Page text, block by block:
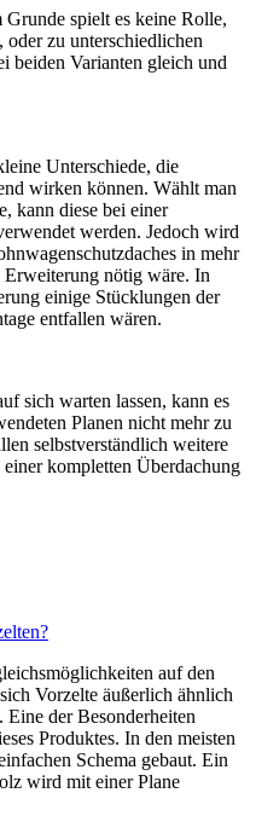
spielt es keine Rolle,
zu unterschiedlichen
beiden Varianten gleich und
Unterschiede, die
wirken können. Wählt man
kann diese bei einer
werden. Jedoch wird
in mehr
Erweiterung nötig wäre. In
einige Stücklungen der
entfallen wären.
sich warten lassen, kann es
Planen nicht mehr zu
selbstverständlich weitere
kompletten Überdachung
auf den
Vorzelte äußerlich ähnlich
der Besonderheiten
Produktes. In den meisten
Schema gebaut. Ein
wird mit einer Plane